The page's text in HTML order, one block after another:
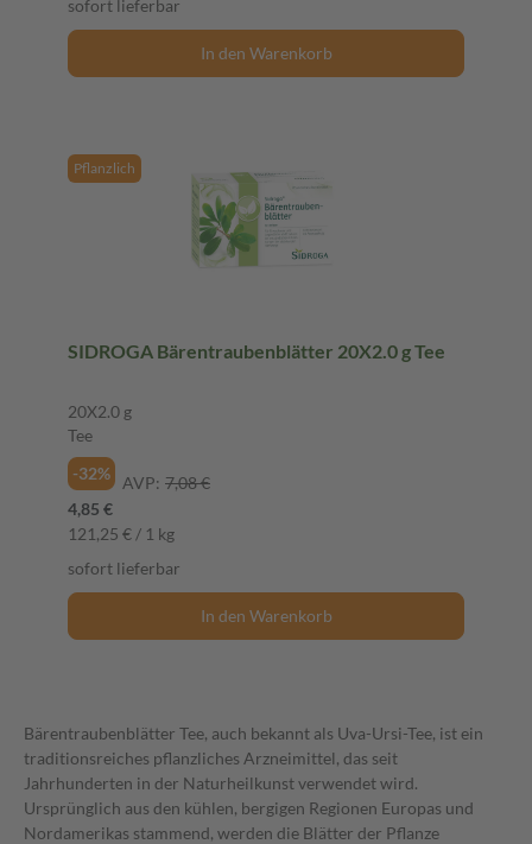
Bärentraubenblätter Tee, auch bekannt als Uva-Ursi-Tee, ist ein
traditionsreiches pflanzliches Arzneimittel, das seit
Jahrhunderten in der Naturheilkunst verwendet wird.
Ursprünglich aus den kühlen, bergigen Regionen Europas und
Nordamerikas stammend, werden die Blätter der Pflanze
sofort lieferbar
In den Warenkorb
Pflanzlich
SIDROGA Bärentraubenblätter 20X2.0 g Tee
20X2.0 g
Tee
-32%
AVP: 7,08 €
4,85 €
121,25 € / 1 kg
sofort lieferbar
In den Warenkorb